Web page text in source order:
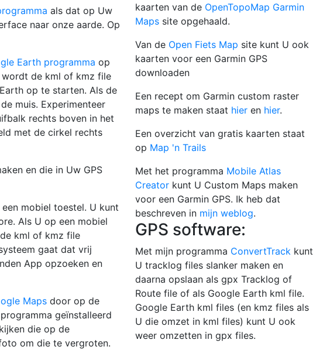
als dat op Uw
naar onze aarde. Op
Earth programma op
de kml of kmz file
op te starten. Als de
muis. Experimenteer
rechts boven in het
met de cirkel rechts
en die in Uw GPS
mobiel toestel. U kunt
Als U op een mobiel
kml of kmz file
gaat dat vrij
App opzoeken en
Maps door op de
geïnstalleerd
die op de
om die te vergroten.
kaarten van de OpenTopoMap Garmin
Maps site opgehaald.
Van de Open Fiets Map site kunt U ook
kaarten voor een Garmin GPS
downloaden
Een recept om Garmin custom raster
maps te maken staat hier en hier.
Een overzicht van gratis kaarten staat
op Map 'n Trails
Met het programma Mobile Atlas
Creator kunt U Custom Maps maken
voor een Garmin GPS. Ik heb dat
beschreven in mijn weblog.
GPS software:
Met mijn programma ConvertTrack kunt
U tracklog files slanker maken en
daarna opslaan als gpx Tracklog of
Route file of als Google Earth kml file.
Google Earth kml files (en kmz files als
U die omzet in kml files) kunt U ook
weer omzetten in gpx files.